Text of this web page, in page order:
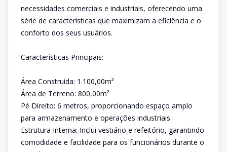
necessidades comerciais e industriais, oferecendo uma
série de características que maximizam a eficiência e o
conforto dos seus usuários.
Características Principais:
Área Construída: 1.100,00m²
Área de Terreno: 800,00m²
Pé Direito: 6 metros, proporcionando espaço amplo
para armazenamento e operações industriais.
Estrutura Interna: Inclui vestiário e refeitório, garantindo
comodidade e facilidade para os funcionários durante o